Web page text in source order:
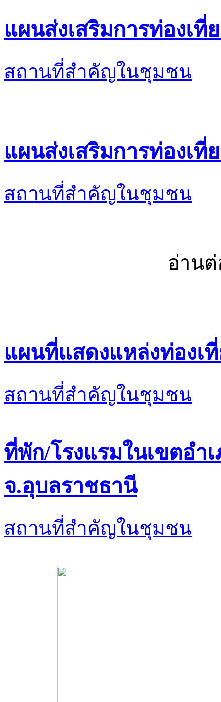
แผนส่งเสริมการท่องเที่
สถานที่สำคัญในชุมชน
แผนส่งเสริมการท่องเที่
สถานที่สำคัญในชุมชน
อ่าน
แผนที่แสดงแหล่งท่องเ
สถานที่สำคัญในชุมชน
ที่พัก/โรงแรมในเขตอำ
จ.อุบลราชธานี
สถานที่สำคัญในชุมชน